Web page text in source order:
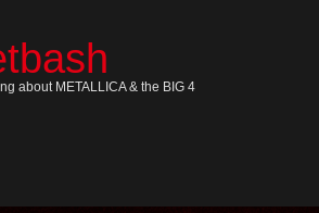
about METALLICA & the BIG 4